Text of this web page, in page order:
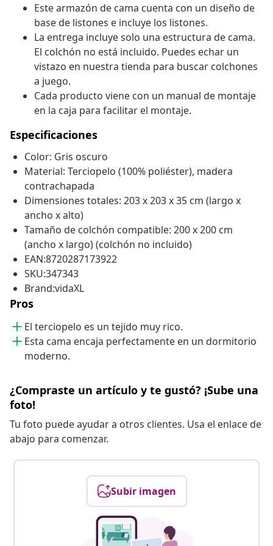
Este armazón de cama cuenta con un diseño de
base de listones e incluye los listones.
La entrega incluye solo una estructura de cama.
El colchón no está incluido. Puedes echar un
vistazo en nuestra tienda para buscar colchones
a juego.
Cada producto viene con un manual de montaje
en la caja para facilitar el montaje.
Especificaciones
Color: Gris oscuro
Material: Terciopelo (100% poliéster), madera
contrachapada
Dimensiones totales: 203 x 203 x 35 cm (largo x
ancho x alto)
Tamaño de colchón compatible: 200 x 200 cm
(ancho x largo) (colchón no incluido)
EAN:8720287173922
SKU:347343
Brand:vidaXL
Pros
El terciopelo es un tejido muy rico.
Esta cama encaja perfectamente en un dormitorio
moderno.
¿Compraste un artículo y te gustó? ¡Sube una
foto!
Tu foto puede ayudar a otros clientes. Usa el enlace de
abajo para comenzar.
Subir imagen